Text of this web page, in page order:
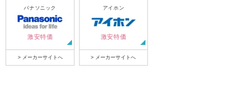
パナソニック
激安特価
> メーカーサイトへ
アイホン
激安特価
> メーカーサイトへ